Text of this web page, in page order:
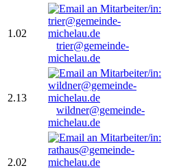
1.02
trier@gemeinde-
michelau.de
2.13
wildner@gemeinde-
michelau.de
2.02